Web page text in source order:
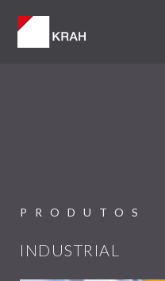
PRODUTOS
INDUSTRIAL